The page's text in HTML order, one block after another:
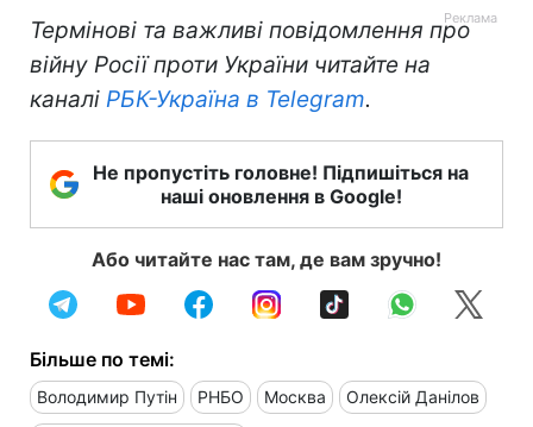
Термінові та важливі повідомлення про
війну Росії проти України читайте на
каналі РБК-Україна в Telegram.
Не пропустіть головне! Підпишіться на
наші оновлення в Google!
Або читайте нас там, де вам зручно!
Більше по темі:
Володимир Путін РНБО Москва Олексій Данілов